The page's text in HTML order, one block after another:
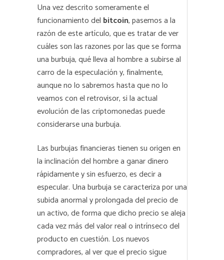
Una vez descrito someramente el
funcionamiento del bitcoin, pasemos a la
razón de este artículo, que es tratar de ver
cuáles son las razones por las que se forma
una burbuja, qué lleva al hombre a subirse al
carro de la especulación y, finalmente,
aunque no lo sabremos hasta que no lo
veamos con el retrovisor, si la actual
evolución de las criptomonedas puede
considerarse una burbuja.
Las burbujas financieras tienen su origen en
la inclinación del hombre a ganar dinero
rápidamente y sin esfuerzo, es decir a
especular. Una burbuja se caracteriza por una
subida anormal y prolongada del precio de
un activo, de forma que dicho precio se aleja
cada vez más del valor real o intrínseco del
producto en cuestión. Los nuevos
compradores, al ver que el precio sigue